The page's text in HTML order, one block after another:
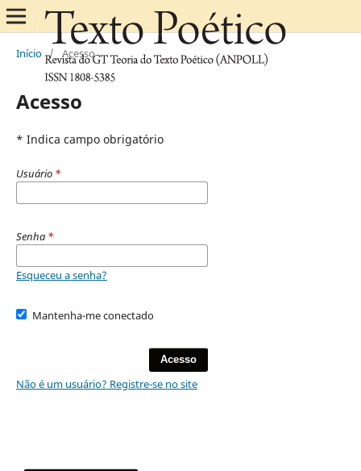
Início / Acesso
Acesso
* Indica campo obrigatório
Usuário *
Senha *
Esqueceu a senha?
Mantenha-me conectado
Acesso
Não é um usuário? Registre-se no site